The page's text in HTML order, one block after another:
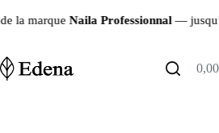
au
— jusqu’à-90%sur les